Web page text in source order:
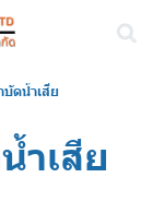
บัดน้ำเสีย
ำเสีย